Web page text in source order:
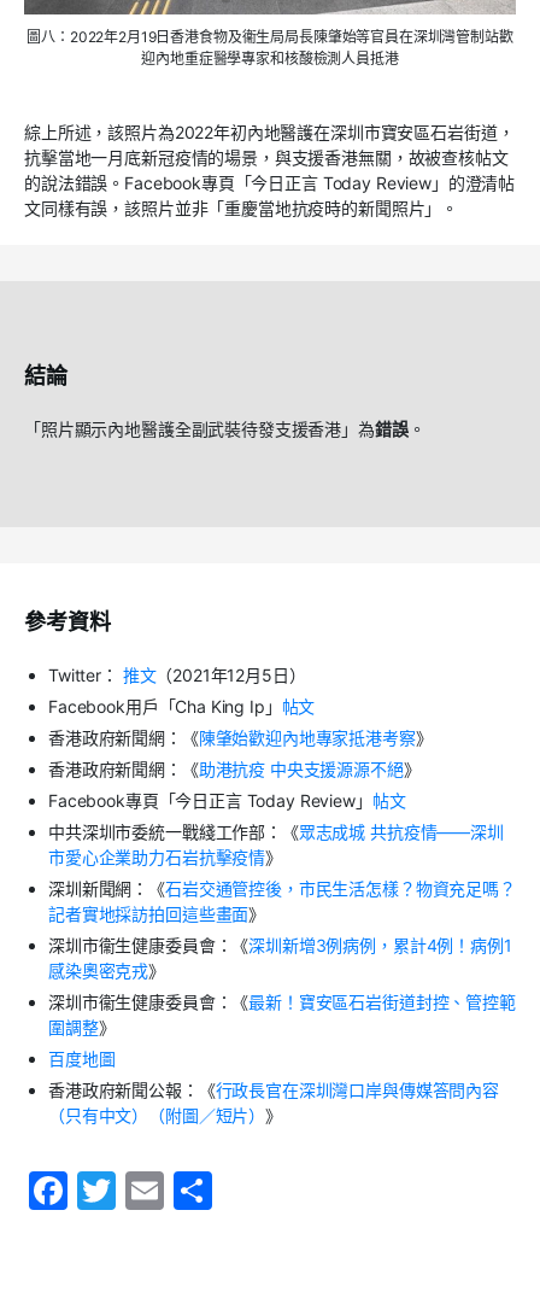
圖八：2022年2月19日香港食物及衞生局局長陳肇始等官員在深圳灣管制站歡
迎內地重症醫學專家和核酸檢測人員抵港
綜上所述，該照片為2022年初內地醫護在深圳市寶安區石岩街道，
抗擊當地一月底新冠疫情的場景，與支援香港無關，故被查核帖文
的說法錯誤。Facebook專頁「今日正言 Today Review」的澄清帖
文同樣有誤，該照片並非「重慶當地抗疫時的新聞照片」。
結論
「照片顯示內地醫護全副武裝待發支援香港」為錯誤。
參考資料
Twitter： 推文（2021年12月5日）
Facebook用戶「Cha King Ip」 帖文
香港政府新聞網：《陳肇始歡迎內地專家抵港考察》
香港政府新聞網：《助港抗疫 中央支援源源不絕》
Facebook專頁「今日正言 Today Review」 帖文
中共深圳市委統一戰綫工作部：《眾志成城 共抗疫情——深圳
市愛心企業助力石岩抗擊疫情》
深圳新聞網：《石岩交通管控後，市民生活怎樣？物資充足嗎？
記者實地採訪拍回這些畫面》
深圳市衞生健康委員會：《深圳新增3例病例，累計4例！病例1
感染奧密克戎》
深圳市衞生健康委員會：《最新！寶安區石岩街道封控、管控範
圍調整》
百度地圖
香港政府新聞公報：《行政長官在深圳灣口岸與傳媒答問內容
（只有中文）（附圖／短片）》
F
T
E